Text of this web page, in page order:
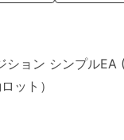
ション シンプルEA
ット）